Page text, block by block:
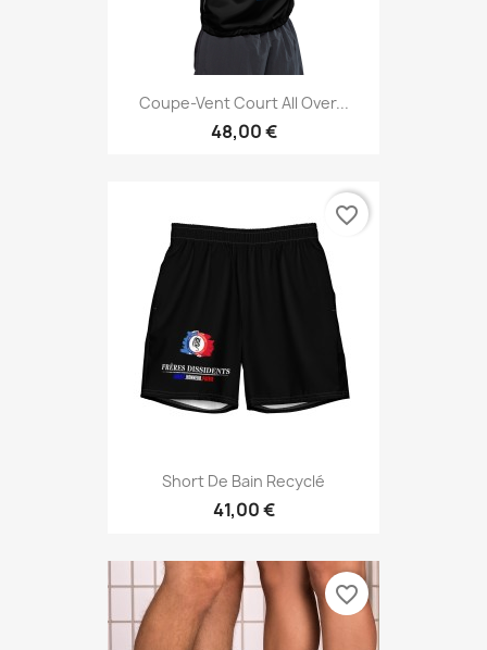
Coupe-Vent Court All Over...
48,00 €
Short De Bain Recyclé
41,00 €
favorite_border
favorite_border